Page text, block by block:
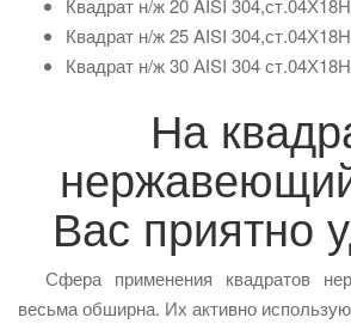
Квадрат н/ж 20 AISI
Квадрат н/ж 25 AISI
Квадрат н/ж 30 АІSI 304
На
Вас приятно
Сфера применения квадратов
весьма обширна. Их активно